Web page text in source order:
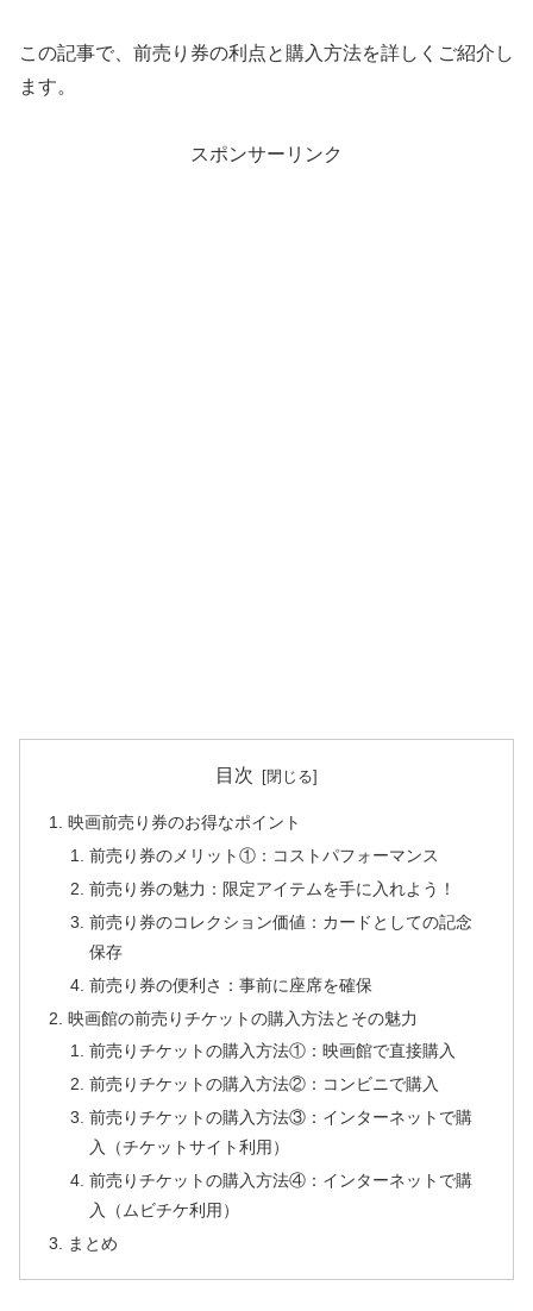
この記事で、前売り券の利点と購入方法を詳しくご紹介し
ます。
スポンサーリンク
目次
映画前売り券のお得なポイント
前売り券のメリット①：コストパフォーマンス
前売り券の魅力：限定アイテムを手に入れよう！
前売り券のコレクション価値：カードとしての記念
保存
前売り券の便利さ：事前に座席を確保
映画館の前売りチケットの購入方法とその魅力
前売りチケットの購入方法①：映画館で直接購入
前売りチケットの購入方法②：コンビニで購入
前売りチケットの購入方法③：インターネットで購
入（チケットサイト利用）
前売りチケットの購入方法④：インターネットで購
入（ムビチケ利用）
まとめ